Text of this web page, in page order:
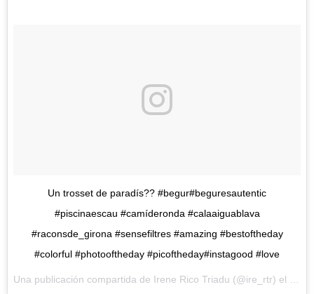
Un trosset de paradís?? #begur#beguresautentic
#piscinaescau #camíderonda #calaaiguablava
#raconsde_girona #sensefiltres #amazing #bestoftheday
#colorful #photooftheday #picoftheday#instagood #love
Una publicación compartida de Irene Rico Triadu (@ire_rtr) el